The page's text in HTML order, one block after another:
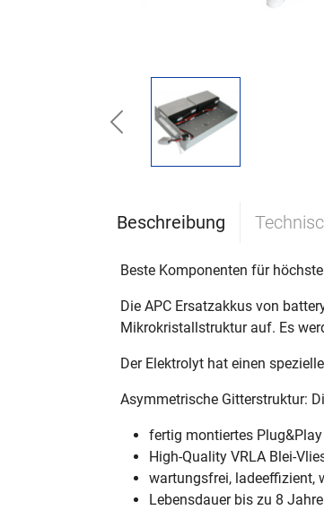
Previous
Beschreibung
Beste Komponenten für
Die APC Ersatzakkus von
Mikrokristallstruktur auf. Es
Der Elektrolyt hat einen
Asymmetrische Gitterstruktur:
fertig montiertes
High-Quality VRLA Blei-
wartungsfrei, ladeeffizient,
Lebensdauer bis zu 8